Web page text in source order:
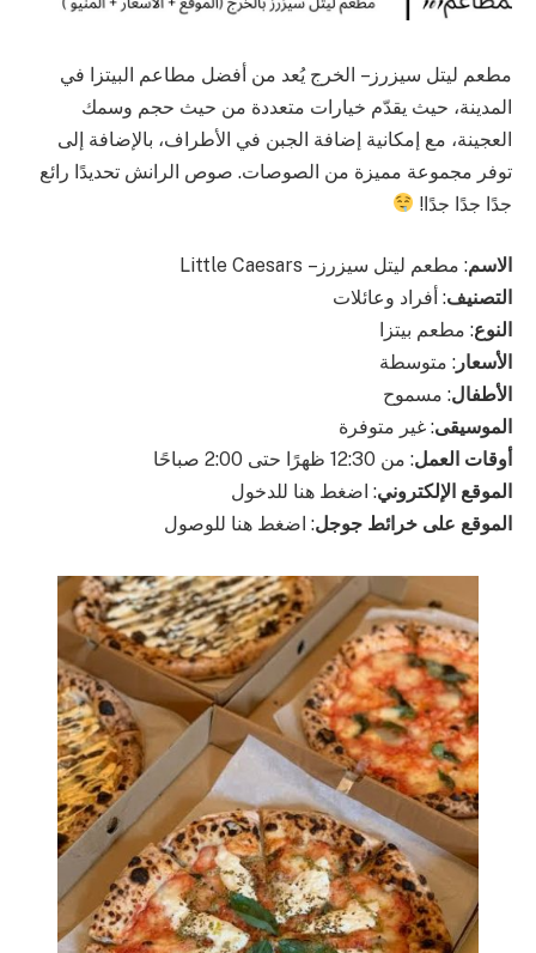
مطعم ليتل سيزرز – الخرج يُعد من أفضل مطاعم البيتزا في
المدينة، حيث يقدّم خيارات متعددة من حيث حجم وسمك
العجينة، مع إمكانية إضافة الجبن في الأطراف، بالإضافة إلى
توفر مجموعة مميزة من الصوصات. صوص الرانش تحديدًا رائع
جدًا جدًا جدًا!
الاسم: مطعم ليتل سيزرز – Little Caesars
التصنيف: أفراد وعائلات
النوع: مطعم بيتزا
الأسعار : متوسطة
الأطفال: مسموح
الموسيقى: غير متوفرة
أوقات العمل: من 12:30 ظهرًا حتى 2:00 صباحًا
الموقع الإلكتروني: اضغط هنا للدخول
الموقع على خرائط جوجل: اضغط هنا للوصول